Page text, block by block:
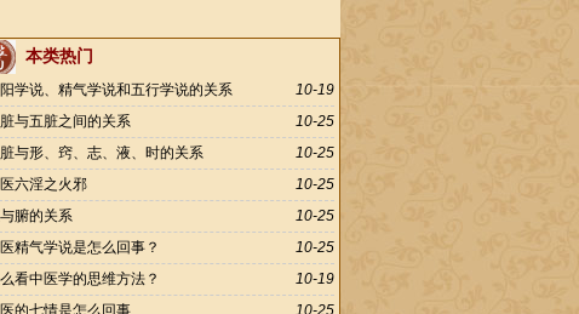
本类热门
10-19
学说、精气学说和五行学说的关系
10-25
与五脏之间的关系
10-25
与形、窍、志、液、时的关系
10-25
六淫之火邪
10-25
腑的关系
10-25
精气学说是怎么回事？
10-19
看中医学的思维方法？
10-25
的七情是怎么回事